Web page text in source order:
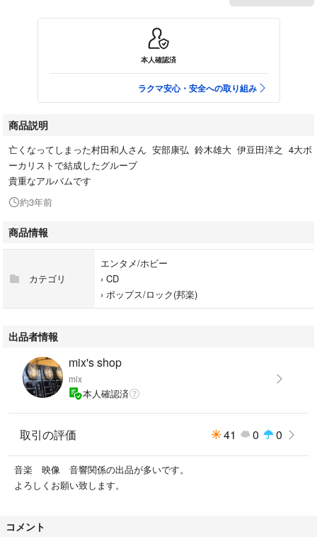
本人確認済
ラクマ安心・安全への取り組み
商品説明
亡くなってしまった村田和人さん 安部康弘 鈴木雄大 伊豆田洋之 4大ボ
ーカリストで結成したグループ
貴重なアルバムです
約3年前
商品情報
カテゴリ
エンタメ/ホビー
› CD
› ポップス/ロック(邦楽)
出品者情報
mix's shop
mix
本人確認済
取引の評価 41 0 0
音楽 映像 音響関係の出品が多いです。
よろしくお願い致します。
コメント